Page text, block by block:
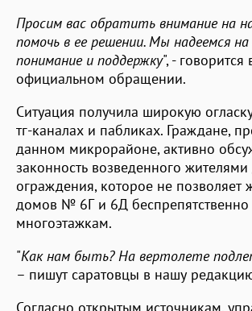
Просим вас обратить внимание на
помочь в ее решении. Мы надеемся
понимание и поддержку", - говорится
официальном обращении.
Ситуация получила широкую
тг-каналах и пабликах. Граждане,
данном микрорайоне, активно
законность возведенного
ограждения, которое не позволяет
домов № 6Г и 6Д беспрепятственно
многоэтажкам.
"Как нам быть? На вертолете
– пишут саратовцы в нашу